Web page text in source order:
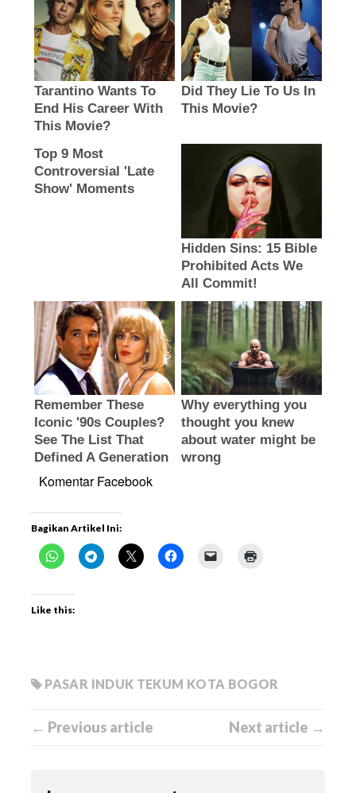
Komentar Facebook
Bagikan Artikel Ini:
Like this:
PASAR INDUK TEKUM KOTA BOGOR
← Previous article Next article →